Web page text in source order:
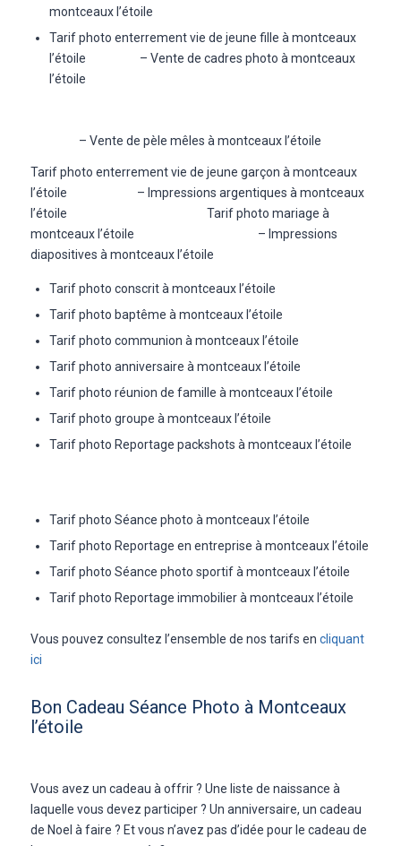
montceaux l’étoile
Tarif photo enterrement vie de jeune fille à montceaux
l’étoile – Vente de cadres photo à montceaux
l’étoile
– Vente de pèle mêles à montceaux l’étoile
Tarif photo enterrement vie de jeune garçon à montceaux
l’étoile – Impressions argentiques à montceaux
l’étoile Tarif photo mariage à
montceaux l’étoile – Impressions
diapositives à montceaux l’étoile
Tarif photo conscrit à montceaux l’étoile
Tarif photo baptême à montceaux l’étoile
Tarif photo communion à montceaux l’étoile
Tarif photo anniversaire à montceaux l’étoile
Tarif photo réunion de famille à montceaux l’étoile
Tarif photo groupe à montceaux l’étoile
Tarif photo Reportage packshots à montceaux l’étoile
Tarif photo Séance photo à montceaux l’étoile
Tarif photo Reportage en entreprise à montceaux l’étoile
Tarif photo Séance photo sportif à montceaux l’étoile
Tarif photo Reportage immobilier à montceaux l’étoile
Vous pouvez consultez l’ensemble de nos tarifs en cliquant
ici
Bon Cadeau Séance Photo à Montceaux
l’étoile
Vous avez un cadeau à offrir ? Une liste de naissance à
laquelle vous devez participer ? Un anniversaire, un cadeau
de Noel à faire ? Et vous n’avez pas d’idée pour le cadeau de